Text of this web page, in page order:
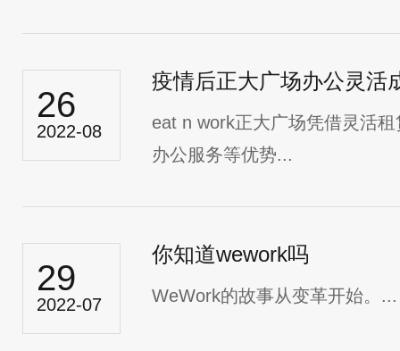
26
2022-08
疫情后正大广场办公灵活
eat n work正大广场​凭借灵活
办公服务等优势...
29
2022-07
你知道wework吗
WeWork的故事从变革开始。...